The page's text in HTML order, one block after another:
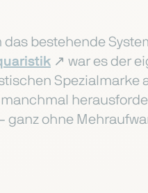
bestehende
↗️ war es der
ganz ohne